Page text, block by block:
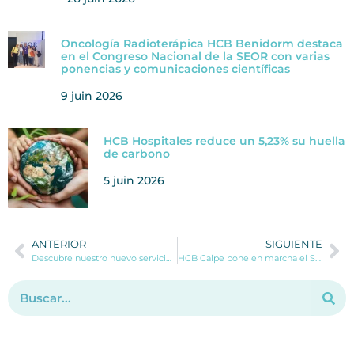
Oncología Radioterápica HCB Benidorm destaca
en el Congreso Nacional de la SEOR con varias
ponencias y comunicaciones científicas
9 juin 2026
HCB Hospitales reduce un 5,23% su huella
de carbono
5 juin 2026
ANTERIOR
Descubre nuestro nuevo servicio de neurocirugía en HCB Denia
SIGUIENTE
HCB Calpe pone en marcha el Servicio rápido de Diagnóstico Dermatológico por Imagen